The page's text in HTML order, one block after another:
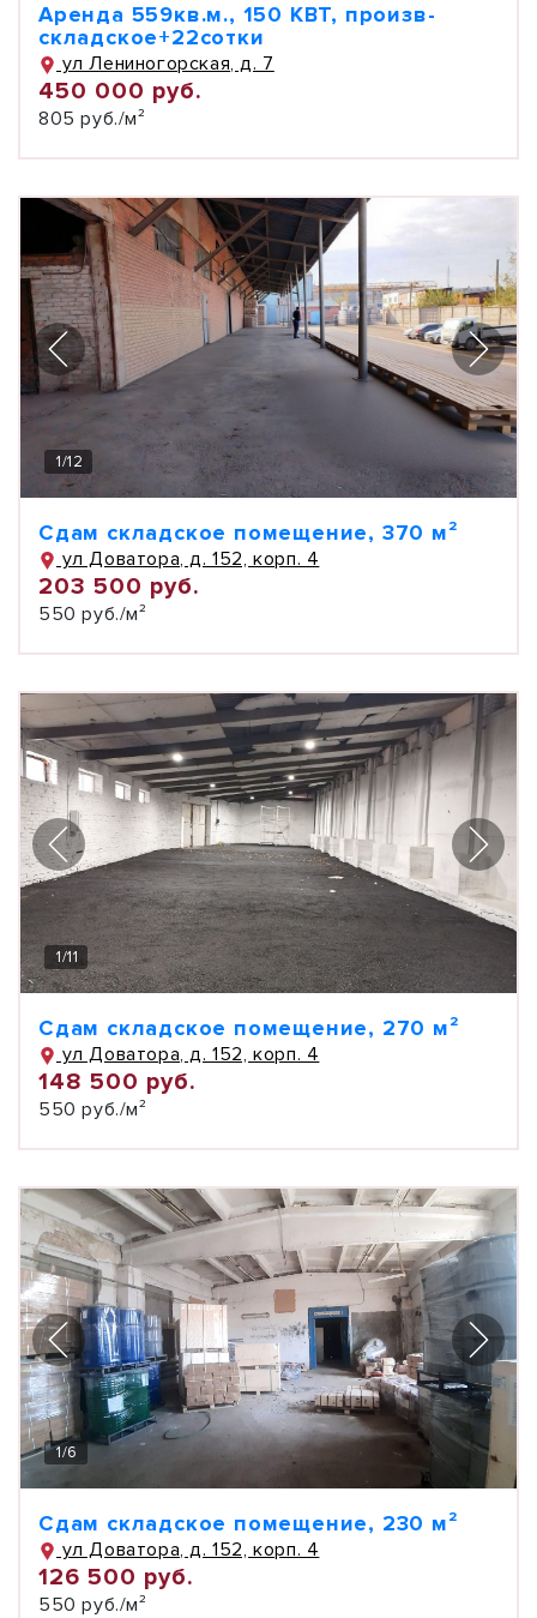
Аренда 559кв.м., 150 КВТ, произв-
складское+22сотки
ул Лениногорская, д. 7
450 000 руб.
805 руб./м²
1/12
Сдам складское помещение, 370 м²
ул Доватора, д. 152, корп. 4
203 500 руб.
550 руб./м²
1/11
Сдам складское помещение, 270 м²
ул Доватора, д. 152, корп. 4
148 500 руб.
550 руб./м²
1/6
Сдам складское помещение, 230 м²
ул Доватора, д. 152, корп. 4
126 500 руб.
550 руб./м²